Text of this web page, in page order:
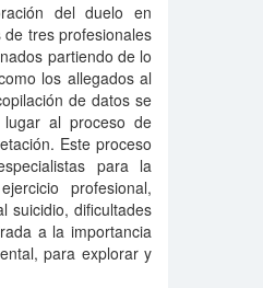
del duelo en
tres profesionales
partiendo de lo
los allegados al
de datos se
al proceso de
Este proceso
para la
profesional,
suicidio, dificultades
a la importancia
para explorar y